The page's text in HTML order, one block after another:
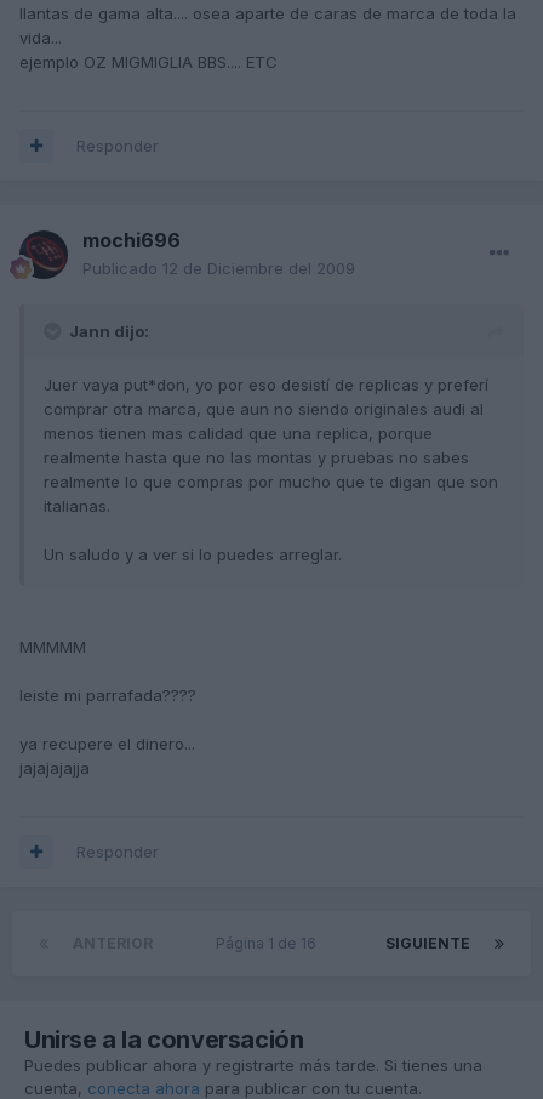
llantas de gama alta.... osea aparte de caras de marca de toda la
vida...
ejemplo OZ MIGMIGLIA BBS.... ETC
Responder
mochi696
Publicado 12 de Diciembre del 2009
Jann dijo:
Juer vaya put*don, yo por eso desistí de replicas y preferí
comprar otra marca, que aun no siendo originales audi al
menos tienen mas calidad que una replica, porque
realmente hasta que no las montas y pruebas no sabes
realmente lo que compras por mucho que te digan que son
italianas.
Un saludo y a ver si lo puedes arreglar.
MMMMM
leiste mi parrafada????
ya recupere el dinero...
jajajajajja
Responder
SIGUIENTE
Página 1 de 16
Unirse a la conversación
Puedes publicar ahora y registrarte más tarde. Si tienes una
cuenta, conecta ahora para publicar con tu cuenta.